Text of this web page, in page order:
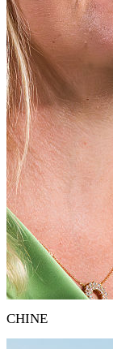
CHINE